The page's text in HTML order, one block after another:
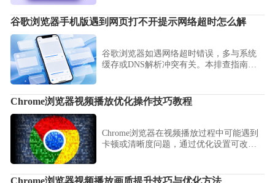
谷歌浏览器手机版遇到网页打不开提示网络超时怎么解
谷歌浏览器如遇网络超时错误，多与系统
缓存或DNS解析冲突有关。本排查指南从
网页连接体验。
Chrome浏览器视频播放优化操作技巧教程
Chrome浏览器在视频播放过程中可能遇到
卡顿或清晰度问题，通过优化设置可改善